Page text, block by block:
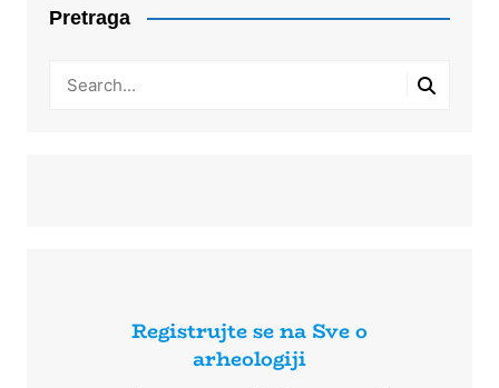
Pretraga
Registrujte se na Sve o
arheologiji